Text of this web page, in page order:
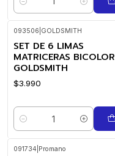
Cantidad
093506 GOLDSMITH
SET DE 6 LIMAS
MATRICERAS BICOLOR
GOLDSMITH
$3.990
Cantidad
091734 Promano